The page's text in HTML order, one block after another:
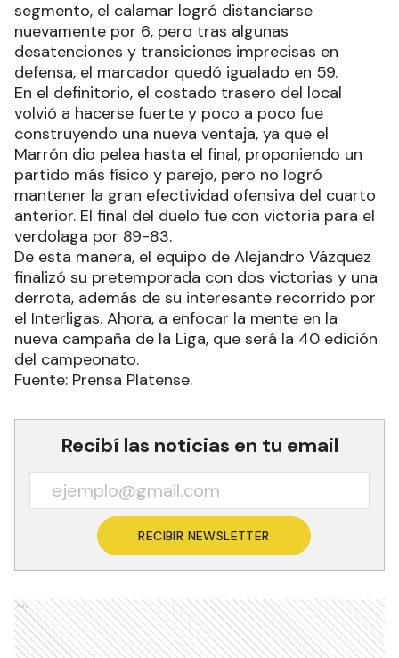
segmento, el calamar logró distanciarse
nuevamente por 6, pero tras algunas
desatenciones y transiciones imprecisas en
defensa, el marcador quedó igualado en 59.
En el definitorio, el costado trasero del local
volvió a hacerse fuerte y poco a poco fue
construyendo una nueva ventaja, ya que el
Marrón dio pelea hasta el final, proponiendo un
partido más físico y parejo, pero no logró
mantener la gran efectividad ofensiva del cuarto
anterior. El final del duelo fue con victoria para el
verdolaga por 89-83.
De esta manera, el equipo de Alejandro Vázquez
finalizó su pretemporada con dos victorias y una
derrota, además de su interesante recorrido por
el Interligas. Ahora, a enfocar la mente en la
nueva campaña de la Liga, que será la 40 edición
del campeonato.
Fuente: Prensa Platense.
Recibí las noticias en tu email
RECIBIR NEWSLETTER
Ads